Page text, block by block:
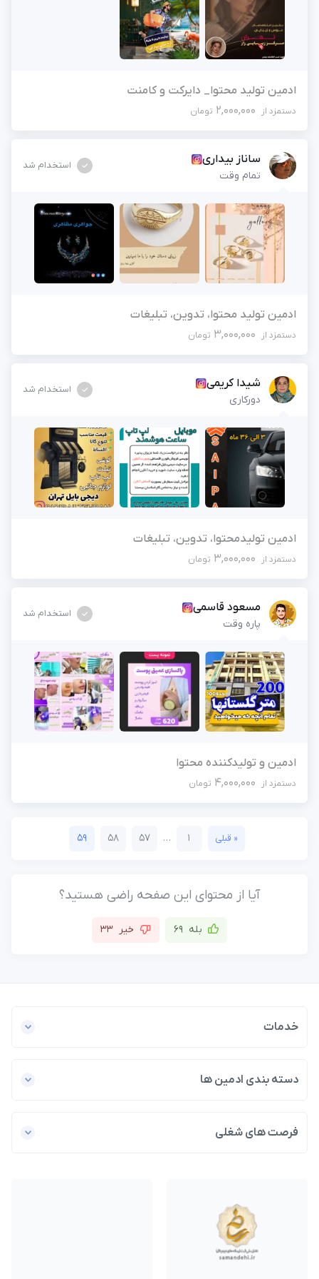
ادمین تولید محتوا_ دایرکت و کامنت
دستمزد از 2,000,000 تومان
ساناز بیداری
تمام وقت
استخدام شد
ادمین تولید محتوا، تدوین، تبلیغات
دستمزد از 3,000,000 تومان
شیدا کریمی
دورکاری
استخدام شد
ادمین تولیدمحتوا، تدوین، تبلیغات
دستمزد از 3,000,000 تومان
مسعود قاسمی
پاره وقت
استخدام شد
ادمین و تولیدکننده محتوا
دستمزد از 4,000,000 تومان
« قبلی 1
…
57
58
59
آیا از محتوای این صفحه راضی هستید؟
بله 69 خیر 33
خدمات
دسته بندی ادمین ها
فرصت های شغلی
آگهی استخدام ادمین
جدیدترین آگهی‌های استخدامی را ببینید